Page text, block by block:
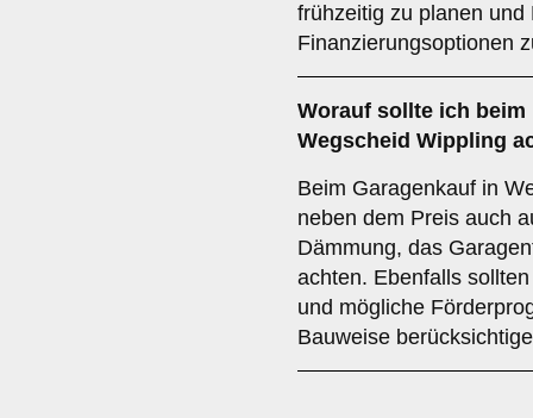
frühzeitig zu planen
Finanzierungsoptionen
Worauf sollte ich beim
Wegscheid Wippling
Beim Garagenkauf in
neben dem Preis auch
Dämmung, das
achten. Ebenfalls
und mögliche
Bauweise